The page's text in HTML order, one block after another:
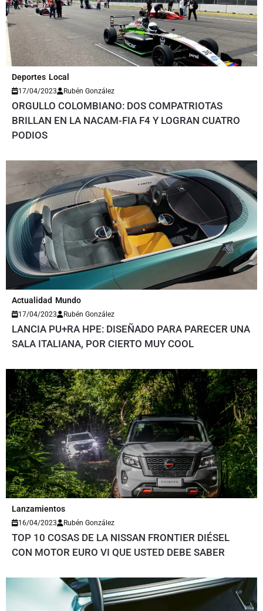
Deportes Local
17/04/2023 Rubén González
ORGULLO COLOMBIANO: DOS COMPATRIOTAS
BRILLAN EN LA NACAM-FIA F4 Y LOGRAN CUATRO
PODIOS
Actualidad Mundo
17/04/2023 Rubén González
LANCIA PU+RA HPE: DISEÑADO PARA PARECER UNA
SALA ITALIANA, POR CIERTO MUY COOL
Lanzamientos
16/04/2023 Rubén González
TOP 10 COSAS DE LA NISSAN FRONTIER DIÉSEL
CON MOTOR EURO VI QUE USTED DEBE SABER